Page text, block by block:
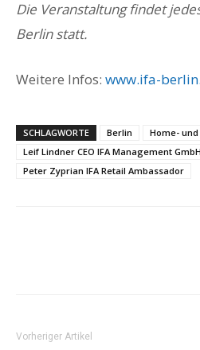
Die Veranstaltung findet
Berlin statt.
Weitere Infos: www.ifa-
SCHLAGWORTE Berlin Home-
Leif Lindner CEO IFA Management GmbH
Peter Zyprian IFA Retail Ambassador
Vorheriger Artikel